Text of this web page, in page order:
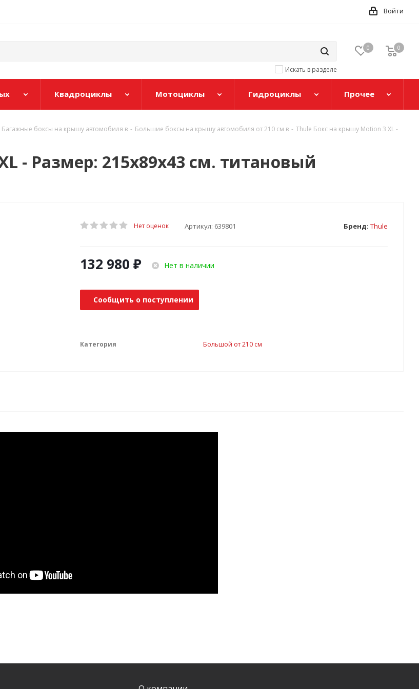
Войти
Искать в разделе
0 0
Квадроциклы Мотоциклы Гидроциклы Прочее
Багажные боксы на крышу автомобиля в - Большие боксы на крышу автомобиля от 210 см в - Thule Бокс на крышу Motion 3 XL -
- Размер: 215x89x43 см. титановый
Нет оценок Артикул: 639801 Бренд: Thule
132 980 ₽ Нет в наличии
Сообщить о поступлении
Категория Большой от 210 см